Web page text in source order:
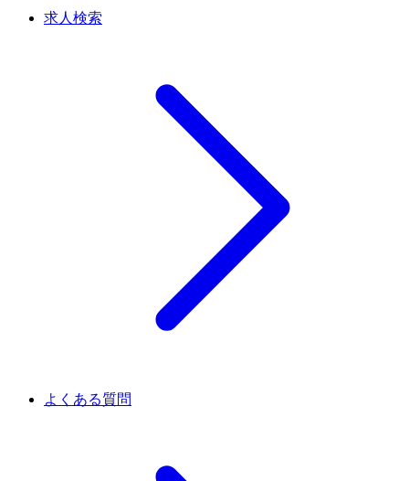
求人検索
よくある質問